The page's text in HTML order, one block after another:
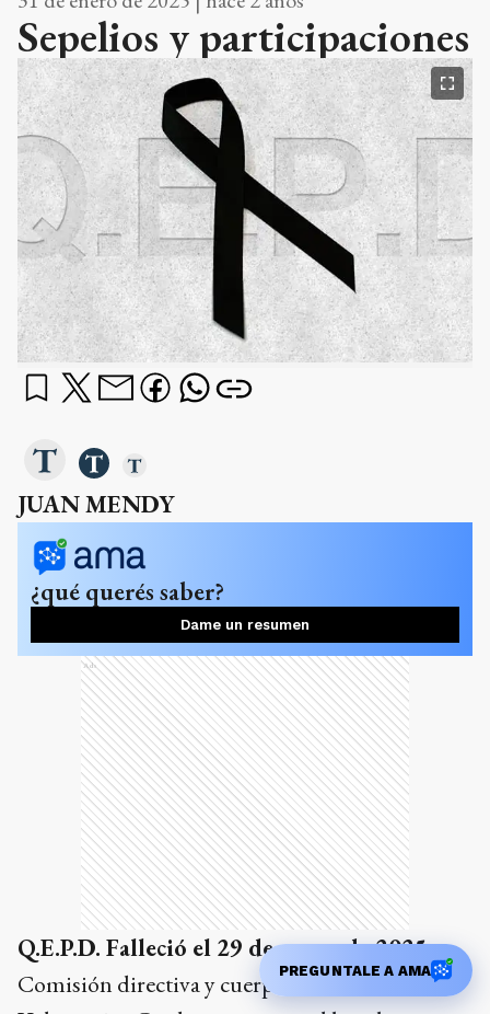
Sepelios y participaciones
JUAN MENDY
¿qué querés saber?
Dame un resumen
Ads
Q.E.P.D. Falleció el 29 de enero de 2025.
Comisión directiva y cuerpo activo Bomberos
PREGUNTALE A AMA